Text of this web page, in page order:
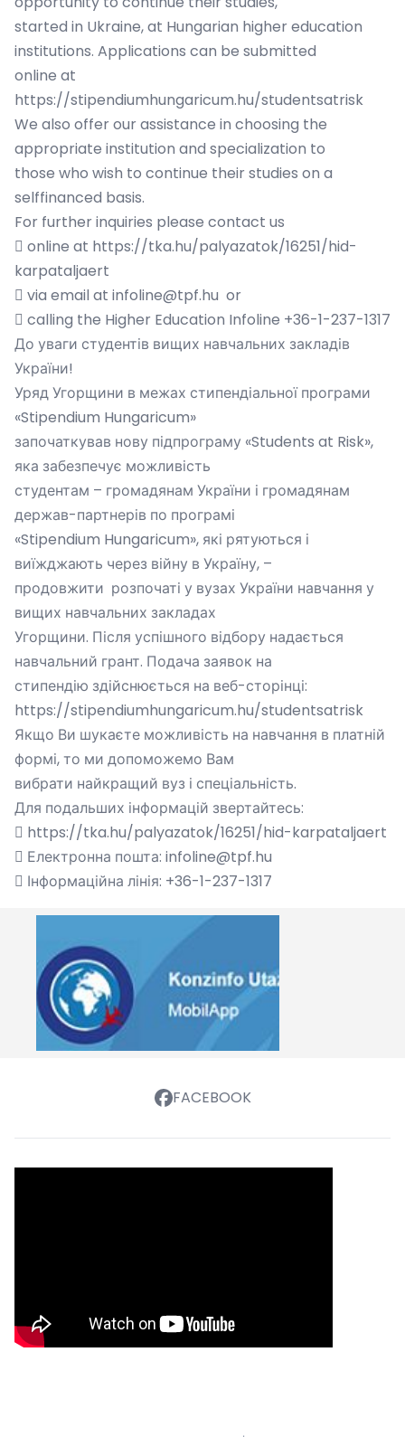
started in Ukraine, at Hungarian higher education
institutions. Applications can be submitted
online at
https://stipendiumhungaricum.hu/studentsatrisk
We also offer our assistance in choosing the
appropriate institution and specialization to
those who wish to continue their studies on a
selffinanced basis.
For further inquiries please contact us
 online at https://tka.hu/palyazatok/16251/hid-
karpataljaert
 via email at infoline@tpf.hu or
 calling the Higher Education Infoline +36-1-237-1317
До уваги студентів вищих навчальних закладів
України!
Уряд Угорщини в межах стипендіальної програми
«Stipendium Hungaricum»
започаткував нову підпрограму «Students at Risk»,
яка забезпечує можливість
студентам – громадянам України і громадянам
держав-партнерів по програмі
«Stipendium Hungaricum», які рятуються і
виїжджають через війну в Україну, –
продовжити розпочаті у вузах України навчання у
вищих навчальних закладах
Угорщини. Після успішного відбору надається
навчальний грант. Подача заявок на
стипендію здійснюється на веб-сторінці:
https://stipendiumhungaricum.hu/studentsatrisk
Якщо Ви шукаєте можливість на навчання в платній
формі, то ми допоможемо Вам
вибрати найкращий вуз і спеціальність.
Для подальших інформацій звертайтесь:
 https://tka.hu/palyazatok/16251/hid-karpataljaert
 Електронна пошта: infoline@tpf.hu
 Інформаційна лінія: +36-1-237-1317
FACEBOOK